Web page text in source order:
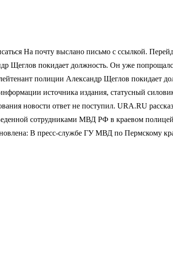
На почту выслано письмо с ссылкой.
Щеглов покидает должность. Он уже
полиции Александр Щеглов покидает
источника издания, статусный
новости ответ не поступил. URA.RU
сотрудниками МВД РФ в краевом
В пресс-службе ГУ МВД по Пермскому